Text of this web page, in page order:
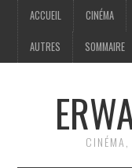
ACCUEIL CINÉMA
AUTRES SOMMAIRE